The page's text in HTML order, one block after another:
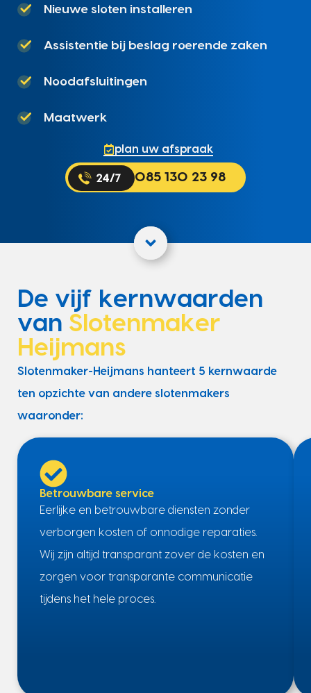
Nieuwe sloten installeren
Assistentie bij beslag roerende zaken
Noodafsluitingen
Maatwerk
plan uw afspraak
085 130 23 98
De vijf kernwaarden
van Slotenmaker
Heijmans
Slotenmaker-Heijmans hanteert 5 kernwaarde
ten opzichte van andere slotenmakers
waaronder:
Betrouwbare service
Eerlijke en betrouwbare diensten zonder
verborgen kosten of onnodige reparaties.
Wij zijn altijd transparant zover de kosten en
zorgen voor transparante communicatie
tijdens het hele proces.